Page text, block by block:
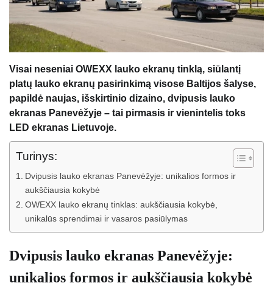
Visai neseniai OWEXX lauko ekranų tinklą, siūlantį
platų lauko ekranų pasirinkimą visose Baltijos šalyse,
papildė naujas, išskirtinio dizaino, dvipusis lauko
ekranas Panevėžyje – tai pirmasis ir vienintelis toks
LED ekranas Lietuvoje.
Turinys:
Dvipusis lauko ekranas Panevėžyje: unikalios formos ir
aukščiausia kokybė
OWEXX lauko ekranų tinklas: aukščiausia kokybė,
unikalūs sprendimai ir vasaros pasiūlymas
Dvipusis lauko ekranas Panevėžyje:
unikalios formos ir aukščiausia kokybė